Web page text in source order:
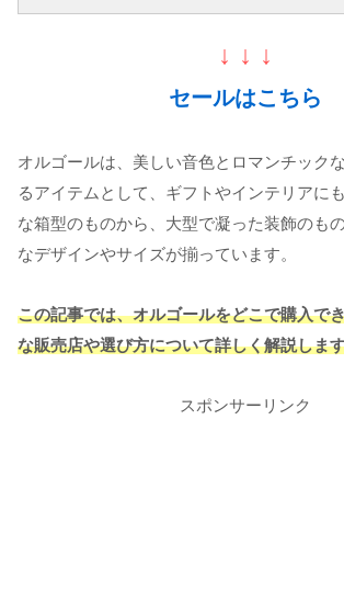
↓ ↓ ↓
セールはこちら
オルゴールは、美しい音色とロマンチック
るアイテムとして、ギフトやインテリアに
な箱型のものから、大型で凝った装飾のも
なデザインやサイズが揃っています。
この記事では、オルゴールをどこで購入で
な販売店や選び方について詳しく解説しま
スポンサーリンク